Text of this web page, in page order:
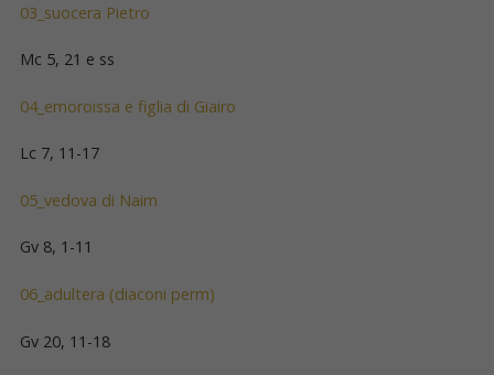
03_suocera Pietro
Mc 5, 21 e ss
04_emoroissa e figlia di Giairo
Lc 7, 11-17
05_vedova di Naim
Gv 8, 1-11
06_adultera (diaconi perm)
Gv 20, 11-18